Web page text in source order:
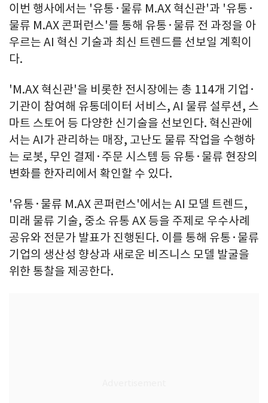
이번 행사에서는 '유통·물류 M.AX 혁신관'과 '유통·
물류 M.AX 콘퍼런스'를 통해 유통·물류 전 과정을 아
우르는 AI 혁신 기술과 최신 트렌드를 선보일 계획이
다.
'M.AX 혁신관'을 비롯한 전시장에는 총 114개 기업·
기관이 참여해 유통데이터 서비스, AI 물류 설루션, 스
마트 스토어 등 다양한 신기술을 선보인다. 혁신관에
서는 AI가 관리하는 매장, 고난도 물류 작업을 수행하
는 로봇, 무인 결제·주문 시스템 등 유통·물류 현장의
변화를 한자리에서 확인할 수 있다.
'유통·물류 M.AX 콘퍼런스'에서는 AI 모델 트렌드,
미래 물류 기술, 중소 유통 AX 등을 주제로 우수사례
공유와 전문가 발표가 진행된다. 이를 통해 유통·물류
기업의 생산성 향상과 새로운 비즈니스 모델 발굴을
위한 통찰을 제공한다.